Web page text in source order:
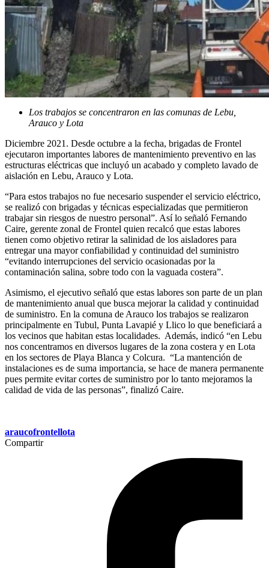
Los trabajos se concentraron en las comunas de Lebu,
Arauco y Lota
Diciembre 2021. Desde octubre a la fecha, brigadas de Frontel
ejecutaron importantes labores de mantenimiento preventivo en las
estructuras eléctricas que incluyó un acabado y completo lavado de
aislación en Lebu, Arauco y Lota.
“Para estos trabajos no fue necesario suspender el servicio eléctrico,
se realizó con brigadas y técnicas especializadas que permitieron
trabajar sin riesgos de nuestro personal”. Así lo señaló Fernando
Caire, gerente zonal de Frontel quien recalcó que estas labores
tienen como objetivo retirar la salinidad de los aisladores para
entregar una mayor confiabilidad y continuidad del suministro
“evitando interrupciones del servicio ocasionadas por la
contaminación salina, sobre todo con la vaguada costera”.
Asimismo, el ejecutivo señaló que estas labores son parte de un plan
de mantenimiento anual que busca mejorar la calidad y continuidad
de suministro. En la comuna de Arauco los trabajos se realizaron
principalmente en Tubul, Punta Lavapié y Llico lo que beneficiará a
los vecinos que habitan estas localidades. Además, indicó “en Lebu
nos concentramos en diversos lugares de la zona costera y en Lota
en los sectores de Playa Blanca y Colcura. “La mantención de
instalaciones es de suma importancia, se hace de manera permanente
pues permite evitar cortes de suministro por lo tanto mejoramos la
calidad de vida de las personas”, finalizó Caire.
araucofrontellota
Compartir